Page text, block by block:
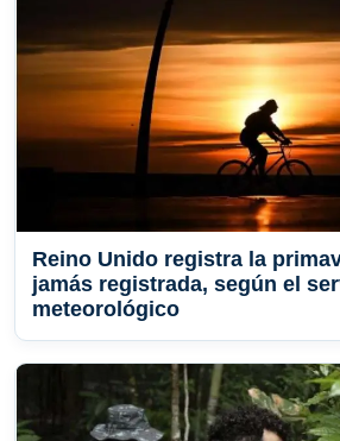
Reino Unido registra la
jamás registrada, según el
meteorológico